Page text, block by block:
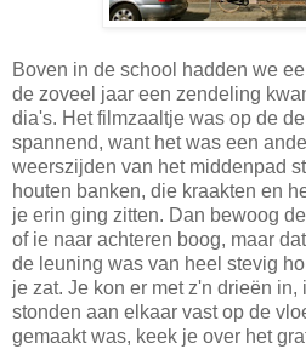
Boven in de school hadden we
de zoveel jaar een zendeling
dia's. Het filmzaaltje was op de
spannend, want het was een
weerszijden van het middenpad
houten banken, die kraakten en
je erin ging zitten. Dan bewoog
of ie naar achteren boog, maar
de leuning was van heel stevig
je zat. Je kon er met z'n drieën
stonden aan elkaar vast op de
gemaakt was, keek je over het